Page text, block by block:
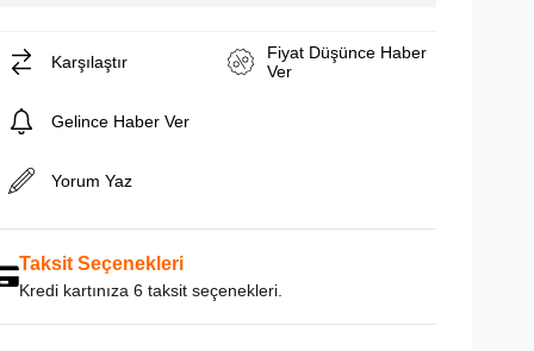
Karşılaştır
Fiyat Düşünce Haber
Ver
Gelince Haber Ver
Yorum Yaz
Taksit Seçenekleri
Kredi kartınıza 6 taksit seçenekleri.